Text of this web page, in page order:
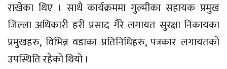
राखेका थिए । साथै कार्यक्रममा गुल्मीका सहायक प्रमुख
जिल्ला अधिकारी हरी प्रसाद गैरे लगायत सुरक्षा निकायका
प्रमुखहरु, विभिन्न वडाका प्रतिनिधिहरु, पत्रकार लगायतको
उपस्थिति रहेको थियो ।